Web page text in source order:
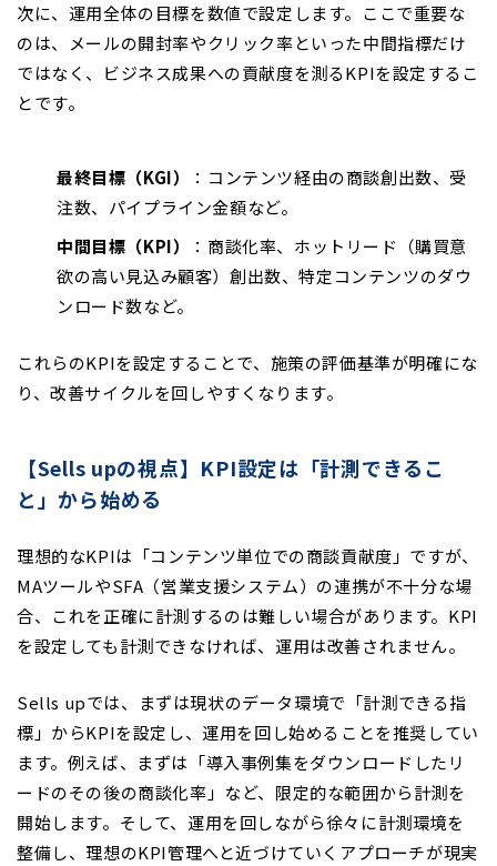
次に、運用全体の目標を数値で設定します。ここで重要な
のは、メールの開封率やクリック率といった中間指標だけ
ではなく、ビジネス成果への貢献度を測るKPIを設定するこ
とです。
最終目標（KGI）
：コンテンツ経由の商談創出数、受
注数、パイプライン金額など。
中間目標（KPI）
：商談化率、ホットリード（購買意
欲の高い見込み顧客）創出数、特定コンテンツのダウ
ンロード数など。
これらのKPIを設定することで、施策の評価基準が明確にな
り、改善サイクルを回しやすくなります。
【Sells upの視点】KPI設定は「計測できるこ
と」から始める
理想的なKPIは「コンテンツ単位での商談貢献度」ですが、
MAツールやSFA（営業支援システム）の連携が不十分な場
合、これを正確に計測するのは難しい場合があります。KPI
を設定しても計測できなければ、運用は改善されません。
Sells upでは、まずは現状のデータ環境で「計測できる指
標」からKPIを設定し、運用を回し始めることを推奨してい
ます。例えば、まずは「導入事例集をダウンロードしたリ
ードのその後の商談化率」など、限定的な範囲から計測を
開始します。そして、運用を回しながら徐々に計測環境を
整備し、理想のKPI管理へと近づけていくアプローチが現実